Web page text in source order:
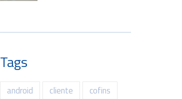
Tags
android cliente
cofins